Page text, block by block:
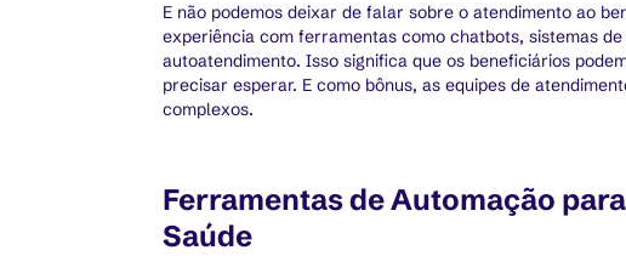
E não podemos deixar de falar sobre o atendimento ao
experiência com ferramentas como chatbots, sistemas
autoatendimento. Isso significa que os beneficiários
precisar esperar. E como bônus, as equipes de
complexos.
Ferramentas de Automação
Saúde